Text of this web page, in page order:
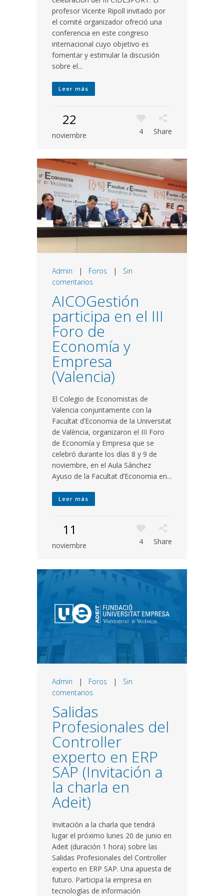
profesor Vicente Ripoll invitado por
el comité organizador ofreció una
conferencia en este congreso
internacional cuyo objetivo es
fomentar y estimular la discusión
sobre el...
Leer más
22
noviembre 4 Share
Admin | Foros | Sin
comentarios
AICOGestión
participa en el III
Foro de
Economía y
Empresa
(Valencia)
El Colegio de Economistas de
Valencia conjuntamente con la
Facultat d’Economia de la Universitat
de València, organizaron el III Foro
de Economía y Empresa que se
celebró durante los días 8 y 9 de
noviembre, en el Aula Sánchez
Ayuso de la Facultat d’Economia en...
Leer más
11
noviembre 4 Share
Admin | Foros | Sin
comentarios
Salidas
Profesionales del
Controller
experto en ERP
SAP (Invitación a
la charla en
Adeit)
Invitación a la charla que tendrá
lugar el próximo lunes 20 de junio en
Adeit (duración 1 hora) sobre las
Salidas Profesionales del Controller
experto en ERP SAP. Una apuesta de
futuro. Participa la empresa en
tecnologías de información